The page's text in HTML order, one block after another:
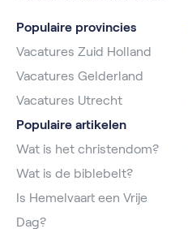
Populaire provincies
Vacatures Zuid Holland
Vacatures Gelderland
Vacatures Utrecht
Populaire artikelen
Wat is het christendom?
Wat is de biblebelt?
Is Hemelvaart een Vrije
Dag?